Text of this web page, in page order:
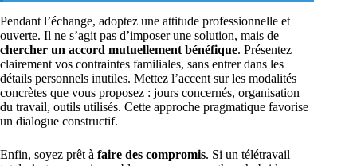
Pendant l’échange, adoptez une attitude professionnelle et
ouverte. Il ne s’agit pas d’imposer une solution, mais de
chercher un accord mutuellement bénéfique. Présentez
clairement vos contraintes familiales, sans entrer dans les
détails personnels inutiles. Mettez l’accent sur les modalités
concrètes que vous proposez : jours concernés, organisation
du travail, outils utilisés. Cette approche pragmatique favorise
un dialogue constructif.
Enfin, soyez prêt à faire des compromis. Si un télétravail